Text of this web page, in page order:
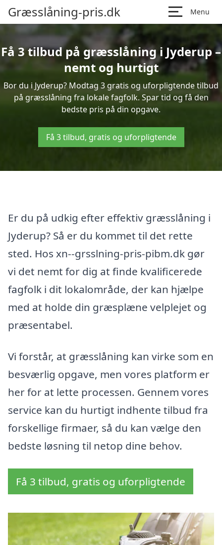
Græsslåning-pris.dk Menu
Få 3 tilbud på græsslåning i Jyderup –
nemt og hurtigt
Bor du i Jyderup? Modtag 3 gratis og uforpligtende tilbud
på græsslåning fra lokale fagfolk. Spar tid og få den
bedste pris på din opgave.
Få 3 tilbud, gratis og uforpligtende
Er du på udkig efter effektiv græsslåning i
Jyderup? Så er du kommet til det rette
sted. Hos xn--grsslning-pris-pibm.dk gør
vi det nemt for dig at finde kvalificerede
fagfolk i dit lokalområde, der kan hjælpe
med at holde din græsplæne velplejet og
præsentabel.
Vi forstår, at græsslåning kan virke som en
besværlig opgave, men vores platform er
her for at lette processen. Gennem vores
service kan du hurtigt indhente tilbud fra
forskellige firmaer, så du kan vælge den
bedste løsning til netop dine behov.
Få 3 tilbud, gratis og uforpligtende